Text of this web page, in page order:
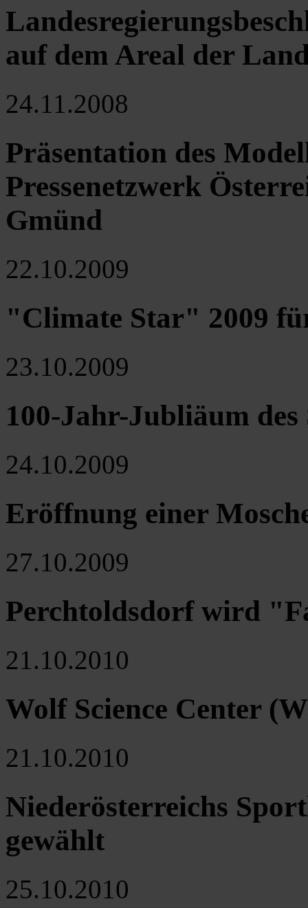
auf dem Areal der
24.11.2008
Präsentation des
Pressenetzwerk
Gmünd
22.10.2009
"Climate Star" 2009
23.10.2009
100-Jahr-Jubliäum
24.10.2009
Eröffnung einer
27.10.2009
Perchtoldsdorf wird
21.10.2010
Wolf Science Center
21.10.2010
Niederösterreichs
gewählt
25.10.2010